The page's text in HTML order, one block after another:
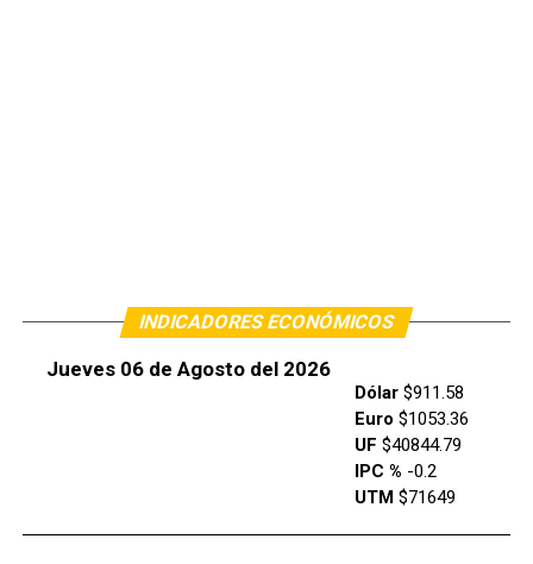
INDICADORES ECONÓMICOS
Jueves 06 de Agosto del 2026
Dólar$911.58
Euro $1053.36
UF $40844.79
IPC % -0.2
UTM $71649